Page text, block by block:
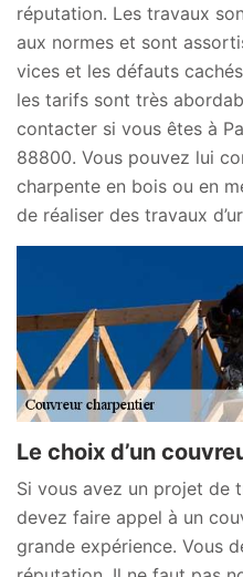
réputation. Les travaux
aux normes et sont
vices et les défauts
les tarifs sont très
contacter si vous êtes à
88800. Vous pouvez lui
charpente en bois ou en
de réaliser des travaux
Le choix d’un
Si vous avez un projet de
devez faire appel à un
grande expérience. Vous